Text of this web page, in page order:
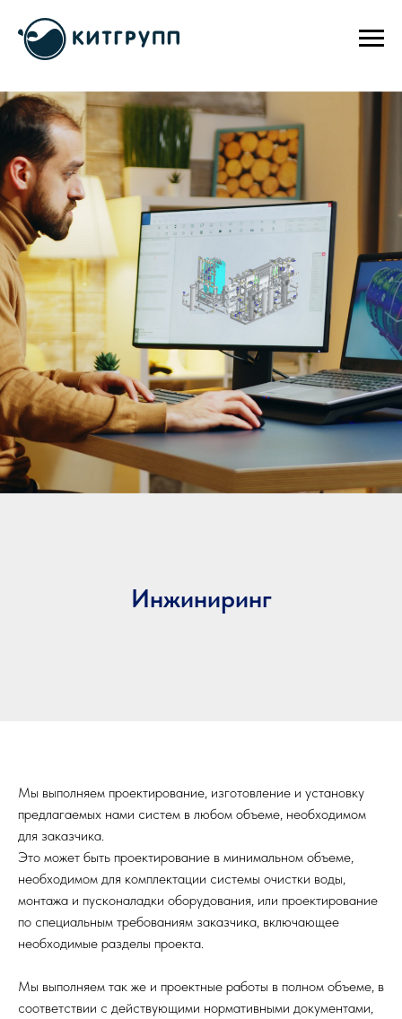
Инжиниринг
Мы выполняем проектирование, изготовление и установку
предлагаемых нами систем в любом объеме, необходимом
для заказчика.
Это может быть проектирование в минимальном объеме,
необходимом для комплектации системы очистки воды,
монтажа и пусконаладки оборудования, или проектирование
по специальным требованиям заказчика, включающее
необходимые разделы проекта.
Мы выполняем так же и проектные работы в полном объеме, в
соответствии с действующими нормативными документами,